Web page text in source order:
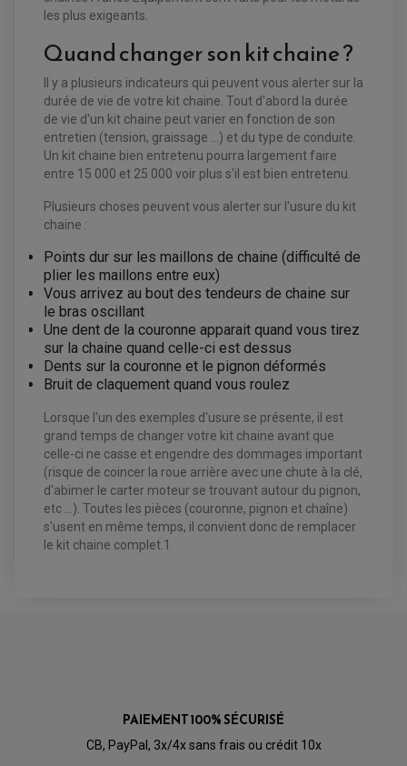
FREINAGE
ACCESSOIRE + VISSERIE FREINAGE
DISQUE DE FREIN
PLAQUETTE DE FREIN
KIT DURITE DE FREIN
KIT DURITE D'EMBRAYAGE MOTO
KIT RÉPARATION ÉTRIER DE FREIN
MAÎTRE CYLINDRE
HUILE ET PRODUIT D'ENTRETIEN
HUILE MOTEUR
PRODUIT D'ENTRETIEN
PARTIE CYCLE
ARAIGNÉE / SUPPORT CARÉNAGE
FILTRE A AIR
FILTRE A HUILE
BOUGIE SCOOTER
PRODUIT D'ENTRETIEN
FILTRE A AIR K&N
HUILE ET LUBRIFIANTS SCOOTER
HUILE SCOOTER
PRODUIT D'ENTRETIEN SCOOTER
VARIATEUR SCOOTER
POMPE A ESSENCE
EQUIPEMENT ELECTRIQUE QUAD / SSV
BOITIER CDI QUAD ET SSV
CHARGEUR DE BATTERIE QUAD / SSV
COMPTEUR QUAD / SSV
CONTACTEUR A CLÉ QUAD
DÉMARREUR
ECLAIRAGE LED / HALOGÈNE
STATOR ET REDRESSEUR / REGULATEUR
VENTILATEUR DE RADIATEUR
DISQUE DE FREIN QUAD / SSV
KIT DURITE DE FREIN QUAD
PLAQUETTES DE FREIN QUAD / SSV
HUILE ET PRODUIT D'ENTRETIEN QUAD
HUILE POUR QUAD
PRODUIT D'ENTRETIEN QUAD
JANTES / ACCESSOIRES QUAD ET SSV
CHAÎNE A NEIGE QUAD-SSV
CHAMBRE A AIR QUAD ET SSV
CLOUS / CRAMPON VISSABLE
ÉLARGISSEURES DE VOIES QUAD
JANTES QUAD ET SSV
PNEUMATIQUE
MOUSSE
EQUIPEMENT FREINAGE MOTO CROSS ET
ENDURO
ACCESSOIRES FREINAGE
DISQUE DE FREIN AVANT
DISQUE DE FREIN ARRIÈRE
PLAQUETTE DE FREIN
KIT RÉPARATION PÉDALE DE FREIN
KIT RÉPARATION MAÎTRE CYLINDRE
ROULEMENT MOTO CROSS ET ENDURO
ROULEMENT DE ROUE AVANT
ROULEMENT DE ROUE ARRIÈRE
ROULEMENT D'AMORTISSEUR
ROULEMENT BIELLETTES
ROULEMENT COLONNE DE DIRECTION
ROULEMENT BRAS OSCILLANT
les plus exigeants.
Quand changer son kit chaine ?
Il y a plusieurs indicateurs qui peuvent vous alerter sur la
durée de vie de votre kit chaine. Tout d'abord la durée
de vie d'un kit chaine peut varier en fonction de son
entretien (tension, graissage ...) et du type de conduite.
Un kit chaine bien entretenu pourra largement faire
entre 15 000 et 25 000 voir plus s'il est bien entretenu.
Plusieurs choses peuvent vous alerter sur l'usure du kit
chaine :
Points dur sur les maillons de chaine (difficulté de
plier les maillons entre eux)
Vous arrivez au bout des tendeurs de chaine sur
le bras oscillant
Une dent de la couronne apparait quand vous tirez
sur la chaine quand celle-ci est dessus
Dents sur la couronne et le pignon déformés
Bruit de claquement quand vous roulez
Lorsque l'un des exemples d'usure se présente, il est
grand temps de changer votre kit chaine avant que
celle-ci ne casse et engendre des dommages important
(risque de coincer la roue arrière avec une chute à la clé,
d'abimer le carter moteur se trouvant autour du pignon,
etc ...). Toutes les pièces (couronne, pignon et chaîne)
s'usent en même temps, il convient donc de remplacer
le kit chaine complet.1
PAIEMENT 100% SÉCURISÉ
CB, PayPal, 3x/4x sans frais ou crédit 10x